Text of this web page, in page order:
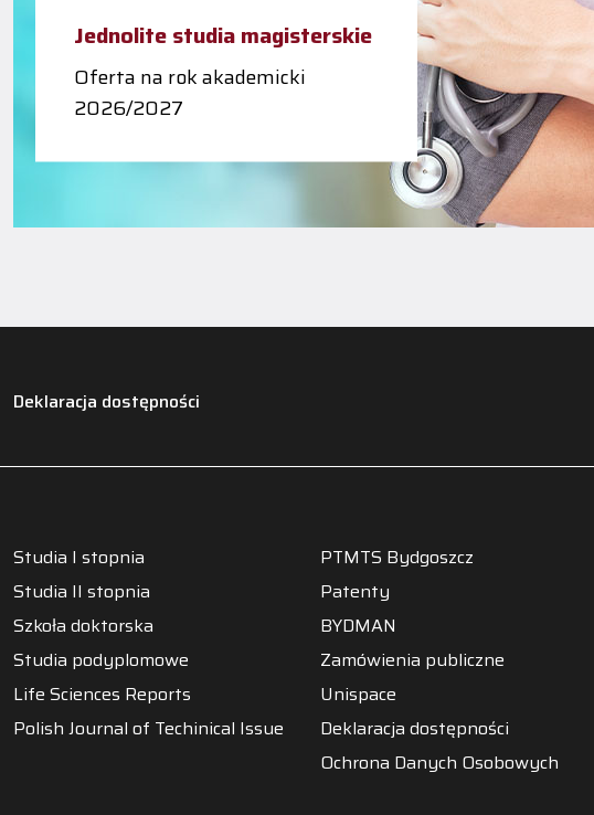
Jednolite studia magisterskie
Oferta na rok akademicki
2026/2027
Deklaracja dostępności
Studia I stopnia
Studia II stopnia
Szkoła doktorska
Studia podyplomowe
Life Sciences Reports
Polish Journal of Techinical Issue
PTMTS Bydgoszcz
Patenty
BYDMAN
Zamówienia publiczne
Unispace
Deklaracja dostępności
Ochrona Danych Osobowych